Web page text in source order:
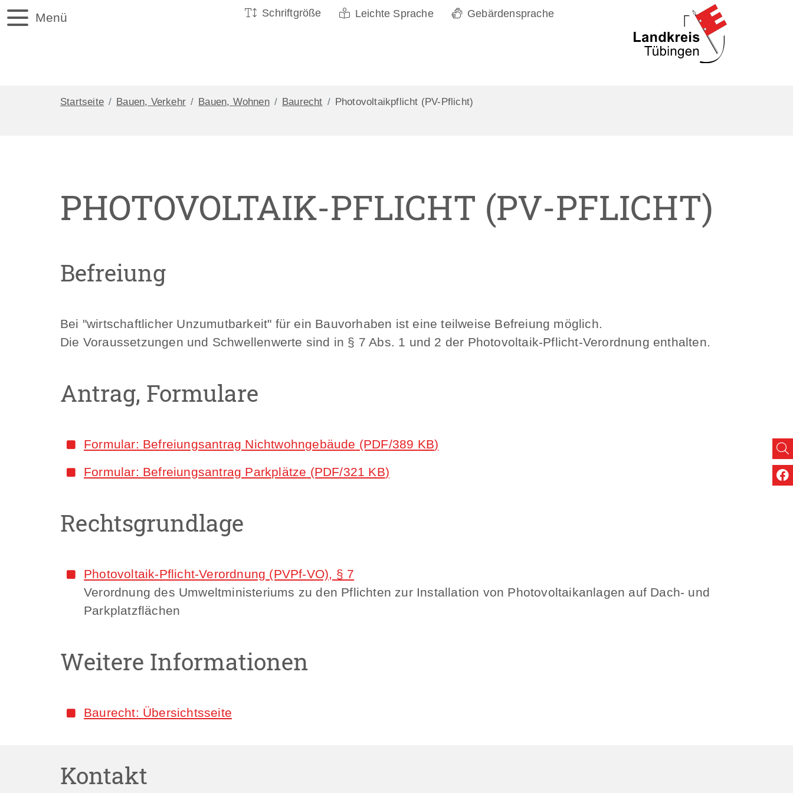
Menü Schriftgröße Leichte Sprache Gebärdensprache
Startseite Bauen, Verkehr Bauen, Wohnen Baurecht Photovoltaikpflicht (PV-Pflicht)
PHOTOVOLTAIK-PFLICHT (PV-PFLICHT)
Befreiung
Bei "wirtschaftlicher Unzumutbarkeit" für ein Bauvorhaben ist eine teilweise Befreiung möglich.
Die Voraussetzungen und Schwellenwerte sind in § 7 Abs. 1 und 2 der Photovoltaik-Pflicht-Verordnung enthalten.
Antrag, Formulare
Formular: Befreiungsantrag Nichtwohngebäude (PDF/389 KB)
Formular: Befreiungsantrag Parkplätze (PDF/321 KB)
Rechtsgrundlage
Photovoltaik-Pflicht-Verordnung (PVPf-VO), § 7
Verordnung des Umweltministeriums zu den Pflichten zur Installation von Photovoltaikanlagen auf Dach- und
Parkplatzflächen
Weitere Informationen
Baurecht: Übersichtsseite
Kontakt